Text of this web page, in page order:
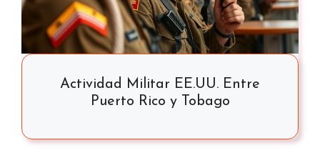
Actividad Militar EE.UU. Entre
Puerto Rico y Tobago